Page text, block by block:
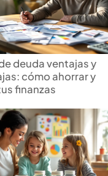
deuda ventajas y
cómo ahorrar y
finanzas